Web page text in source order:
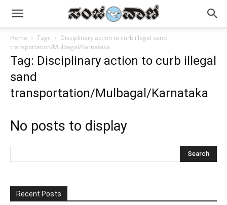
Home Tags
Disciplinary action to curb illegal sand
transportation/Mulbagal/Karnataka
Tag: Disciplinary action to curb illegal
sand
transportation/Mulbagal/Karnataka
No posts to display
Recent Posts